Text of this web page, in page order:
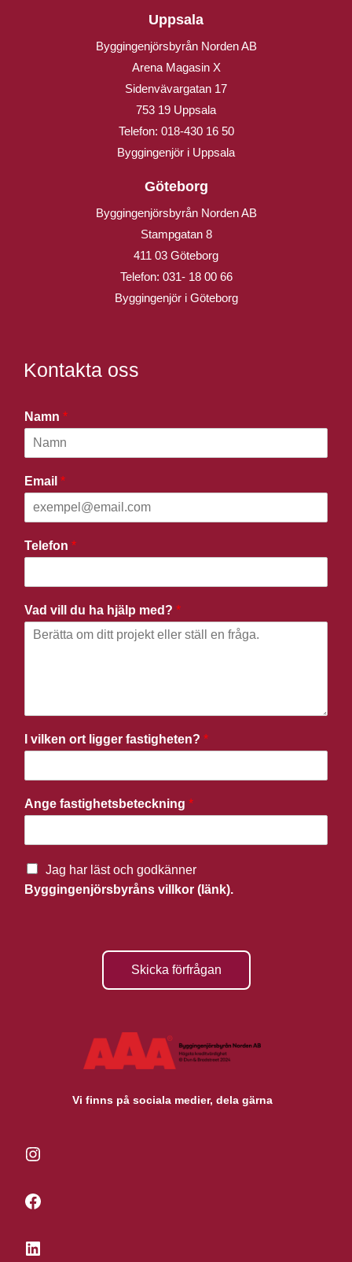
Uppsala
Byggingenjörsbyrån Norden AB
Arena Magasin X
Sidenvävargatan 17
753 19 Uppsala
Telefon: 018-430 16 50
Byggingenjör i Uppsala
Göteborg
Byggingenjörsbyrån Norden AB
Stampgatan 8
411 03 Göteborg
Telefon: 031- 18 00 66
Byggingenjör i Göteborg
Kontakta oss
Namn *
Email *
Telefon *
Vad vill du ha hjälp med? *
I vilken ort ligger fastigheten? *
Ange fastighetsbeteckning *
Jag har läst och godkänner
Byggingenjörsbyråns villkor (länk).
Skicka förfrågan
Vi finns på sociala medier, dela gärna
Instagram
Facebook
LinkedIn